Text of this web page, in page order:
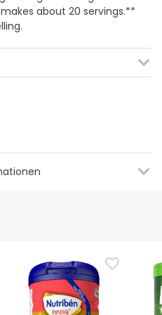
about 20 servings.**
für dieses
Schauen Sie später noch
empfehlen wir
zu lesen, die dem